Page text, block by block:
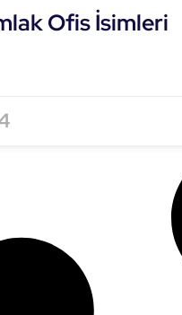
Ofis İsimleri